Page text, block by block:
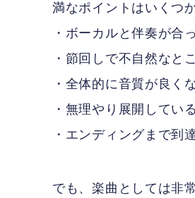
満なポイントはいくつ
・ボーカルと伴奏が合
・節回しで不自然なと
・全体的に音質が良く
・無理やり展開してい
・エンディングまで到
でも、楽曲としては非